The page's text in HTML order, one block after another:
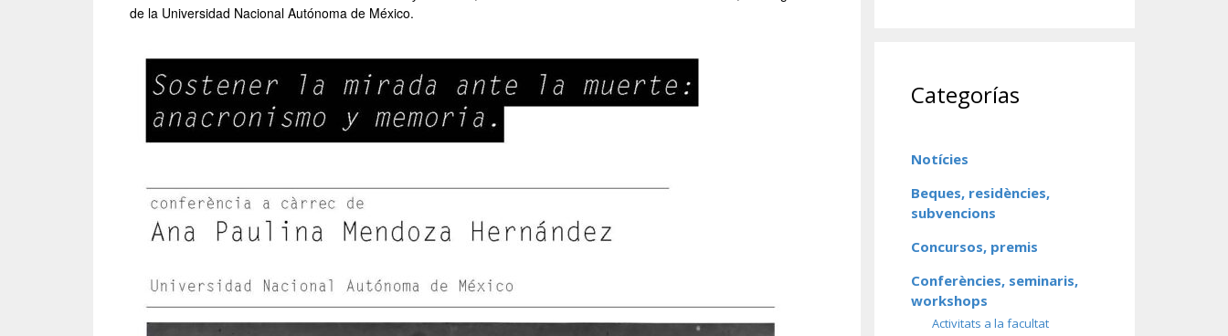
de la Universidad Nacional Autónoma de México.
Categorías
Notícies
Beques, residències,
subvencions
Concursos, premis
Conferències, seminaris,
workshops
Activitats a la facultat